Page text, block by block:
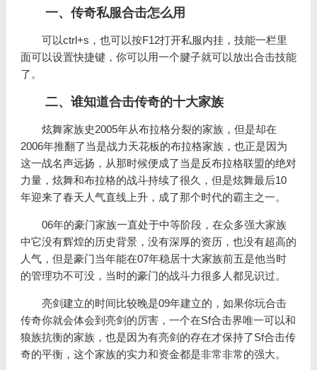
一、传奇私服合击怎么用
可以ctrl+s，也可以按F12打开私服内挂，技能一栏里
面可以设置快捷键，你可以用一个腱子就可以放出合击技能
了。
二、谁知道合击传奇的十大家族
炫舞家族史2005年从布拉格分裂的家族，但是却在
2006年推翻了当是战力天花板的布拉格家族，也正是因为
这一战名声远扬，从那时候便成了当是反布拉格联盟的绝对
力量，炫舞和布拉格的战斗持续了很久，但是炫舞最后10
年迎来了春天人气直线上升，成了那个时代的霸主之一。
06年的豪门家族一直处于中等阶段，在众多强大家族
中它没有辉煌的历史背景，没有深厚的资历，也没有超高的
人气，但是豪门当年能在07年稳居十大家族前五是他当时
的管理功不可没，当时的豪门的战斗力很多人都见识过。
亮剑建立的时间比较晚是09年建立的，如果你玩合击
传奇你就会体会到亮剑的厉害，一个在Sf合击界唯一可以和
狼族抗衡的家族，也是因为有亮剑的存在才保持了Sf合击传
奇的平衡，这个家族的实力和资金都是非常非常的强大。